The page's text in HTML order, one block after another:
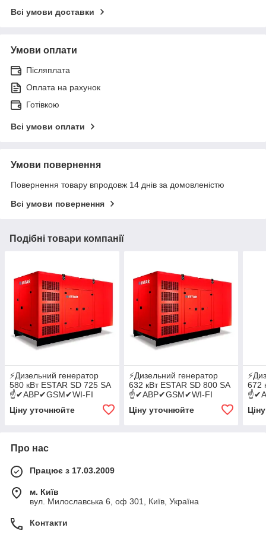
Всі умови доставки
Умови оплати
Післяплата
Оплата на рахунок
Готівкою
Всі умови оплати
Умови повернення
Повернення товару впродовж 14 днів за домовленістю
Всі умови повернення
Подібні товари компанії
⚡️Дизельний генератор
580 кВт ESTAR SD 725 SA
☝✔АВР✔GSM✔WI-FI
Ціну уточнюйте
⚡️Дизельний генератор
632 кВт ESTAR SD 800 SA
☝✔АВР✔GSM✔WI-FI
Ціну уточнюйте
672
Про нас
Працює з 17.03.2009
м. Київ
вул. Милославська 6, оф 301, Київ, Україна
Контакти